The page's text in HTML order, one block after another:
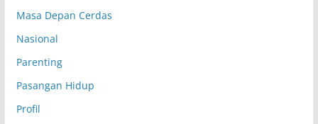
Masa Depan Cerdas
Nasional
Parenting
Pasangan Hidup
Profil